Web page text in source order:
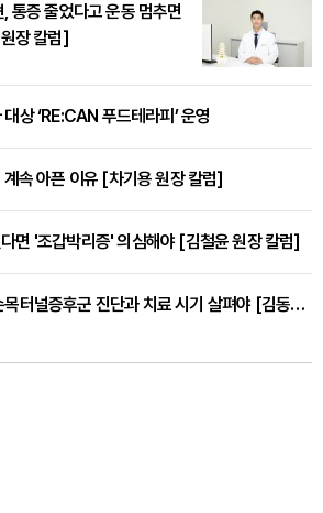
통증 줄었다고 운동 멈추면
장 칼럼]
상 ‘RE:CAN 푸드테라피’ 운영
속 아픈 이유 [차기용 원장 칼럼]
면 '조갑박리증' 의심해야 [김철윤 원장 칼럼]
손 저림 반복된다면 손목터널증후군 진단과 치료 시기 살펴야 [김동현 원장 칼럼]